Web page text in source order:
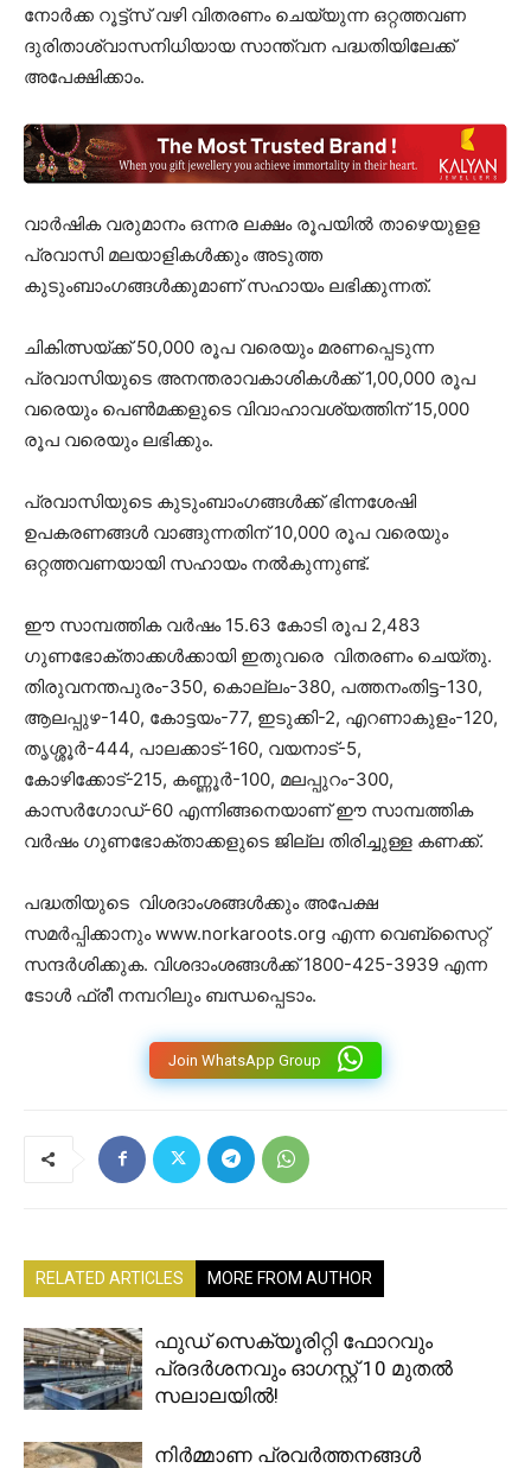
നോർക്ക റൂട്ട്‌സ് വഴി വിതരണം ചെയ്യുന്ന ഒറ്റത്തവണ
ദുരിതാശ്വാസനിധിയായ സാന്ത്വന പദ്ധതിയിലേക്ക്
അപേക്ഷിക്കാം.
വാർഷിക വരുമാനം ഒന്നര ലക്ഷം രൂപയിൽ താഴെയുളള
പ്രവാസി മലയാളികൾക്കും അടുത്ത
കുടുംബാംഗങ്ങൾക്കുമാണ് സഹായം ലഭിക്കുന്നത്.
ചികിത്സയ്ക്ക് 50,000 രൂപ വരെയും മരണപ്പെടുന്ന
പ്രവാസിയുടെ അനന്തരാവകാശികൾക്ക് 1,00,000 രൂപ
വരെയും പെൺമക്കളുടെ വിവാഹാവശ്യത്തിന് 15,000
രൂപ വരെയും ലഭിക്കും.
പ്രവാസിയുടെ കുടുംബാംഗങ്ങൾക്ക് ഭിന്നശേഷി
ഉപകരണങ്ങൾ വാങ്ങുന്നതിന് 10,000 രൂപ വരെയും
ഒറ്റത്തവണയായി സഹായം നൽകുന്നുണ്ട്.
ഈ സാമ്പത്തിക വർഷം 15.63 കോടി രൂപ 2,483
ഗുണഭോക്താക്കൾക്കായി ഇതുവരെ വിതരണം ചെയ്തു.
തിരുവനന്തപുരം-350, കൊല്ലം-380, പത്തനംതിട്ട-130,
ആലപ്പുഴ-140, കോട്ടയം-77, ഇടുക്കി-2, എറണാകുളം-120,
തൃശ്ശൂർ-444, പാലക്കാട്-160, വയനാട്-5,
കോഴിക്കോട്-215, കണ്ണൂർ-100, മലപ്പുറം-300,
കാസർഗോഡ്-60 എന്നിങ്ങനെയാണ് ഈ സാമ്പത്തിക
വർഷം ഗുണഭോക്താക്കളുടെ ജില്ല തിരിച്ചുള്ള കണക്ക്.
പദ്ധതിയുടെ വിശദാംശങ്ങൾക്കും അപേക്ഷ
സമർപ്പിക്കാനും www.norkaroots.org എന്ന വെബ്‌സൈറ്റ്
സന്ദർശിക്കുക. വിശദാംശങ്ങൾക്ക് 1800-425-3939 എന്ന
ടോൾ ഫ്രീ നമ്പറിലും ബന്ധപ്പെടാം.
Join WhatsApp Group
RELATED ARTICLES MORE FROM AUTHOR
ഫുഡ് സെക്യൂരിറ്റി ഫോറവും
പ്രദർശനവും ഓഗസ്റ്റ് 10 മുതൽ
സലാലയിൽ!
നിർമ്മാണ പ്രവർത്തനങ്ങൾ